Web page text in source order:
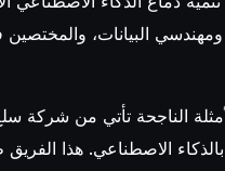
ومهندسي البيانات،
الاصطناعي. هذا الفريق